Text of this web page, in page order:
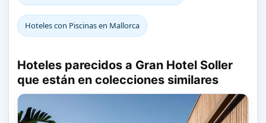
Hoteles con Piscinas en Mallorca
Hoteles parecidos a Gran Hotel Soller
que están en colecciones similares